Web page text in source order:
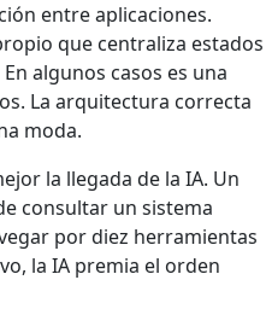
entre aplicaciones.
que centraliza estados
algunos casos es una
La arquitectura correcta
moda.
la llegada de la IA. Un
consultar un sistema
por diez herramientas
la IA premia el orden